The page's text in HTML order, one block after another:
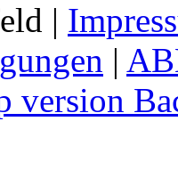
|
|
version